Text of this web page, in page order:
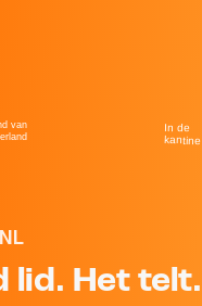
lid. Het telt.
van In de
kantine